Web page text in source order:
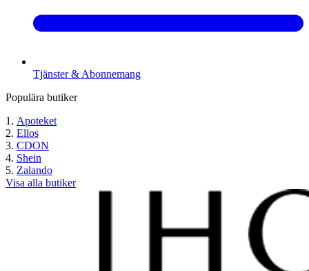
Tjänster & Abonnemang
Populära butiker
Apoteket
Ellos
CDON
Shein
Zalando
Visa alla butiker